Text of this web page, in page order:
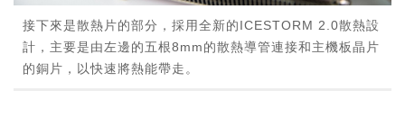
接下來是散熱片的部分，採用全新的ICESTORM 2.0散熱設
計，主要是由左邊的五根8mm的散熱導管連接和主機板晶片
的銅片，以快速將熱能帶走。